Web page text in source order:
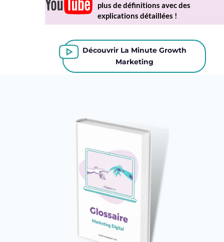
plus de définitions avec des
explications détaillées !
Découvrir La Minute Growth
Marketing